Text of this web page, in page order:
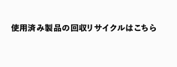
使用済み製品の回収リサイクルはこちら